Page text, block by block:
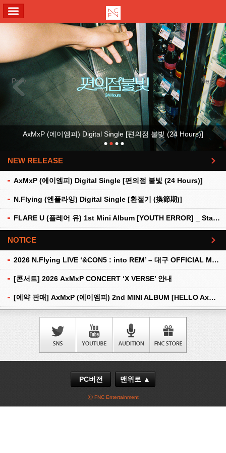
Previous Next
AxMxP (에이엠피) Digital Single [편의점 불빛 (24 Hours)]
NEW RELEASE
AxMxP (에이엠피) Digital Single [편의점 불빛 (24 Hours)]
N.Flying (엔플라잉) Digital Single [환절기 (換節期)]
FLARE U (플레어 유) 1st Mini Album [YOUTH ERROR] _ Stationery Kit Ver.
더보기
NOTICE
2026 N.Flying LIVE ‘&CON5 : into REM’ – 대구 OFFICIAL MD 현장 판매 안내
[콘서트] 2026 AxMxP CONCERT ‘X VERSE’ 안내
[예약 판매] AxMxP (에이엠피) 2nd MINI ALBUM [HELLO AxMxP] 예약 판매 안내
더보기
PC버전 맨위로 ▲
ⓒ FNC Entertainment